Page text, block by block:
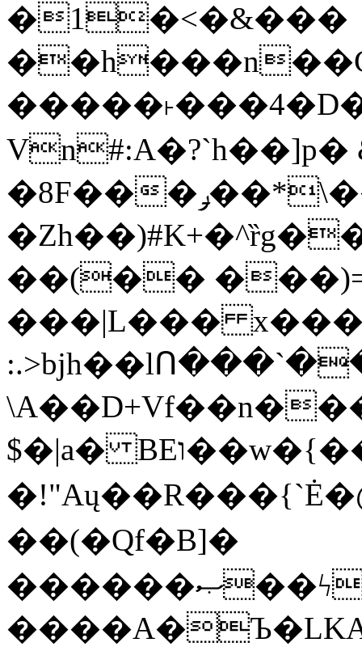
�1�<�&���
Vn#:A�?`h��]p�
�8F���ݛ��*\��U��S
��(��
���|L���
$�|a� BEו��w�{���;���q�X��d%�������W� hU�(�1�Ū}9�S�F<��i�L3�;�
��(�Qf�B]�
������ޞ��ϟak��r��_39$�8�p���7�2�yIZ�R��x��/